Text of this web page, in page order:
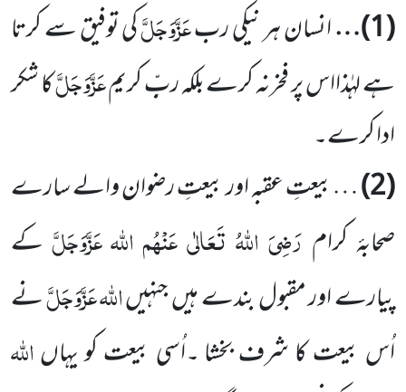
(
1
)…انسان ہر نیکی ربعَزَّوَجَلَّکی توفیق سے کرتا
ہے لہٰذااس پر فخرنہ کرے بلکہ ربِّ کریمعَزَّوَجَلَّکا شکر
ادا کرے۔
(
2
)…بیعتِ عقبہ اور بیعتِ رضوان والے سارے
صحابۂ کرام رَضِیَ اللہُ تَعَالٰی عَنْہُم اللہعَزَّوَجَلَّ کے
پیارے اور مقبول بندے ہیں جنہیںاللہعَزَّوَجَلَّنے
اُس بیعت کا شرف بخشا ۔اُسی بیعت کو یہاںاللہ